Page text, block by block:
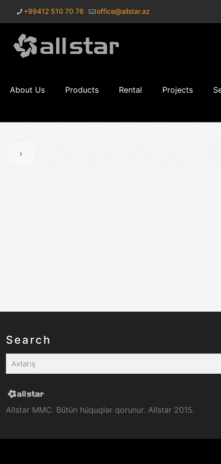
+99412 510 70 76 office@allstar.az
About Us Products Rental Projects
Search
Allstar MMC. Bütün hüquqlar qorunur. Allstar 2015.